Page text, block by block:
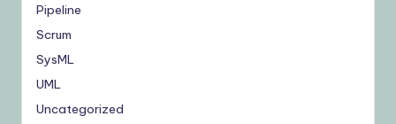
Pipeline
Scrum
SysML
UML
Uncategorized